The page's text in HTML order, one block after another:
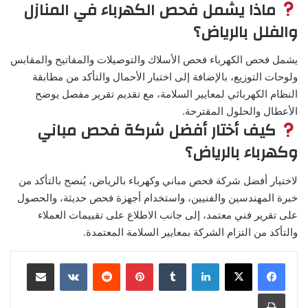
ماذا يشمل فحص الكهرباء في المنازل
والفلل بالرياض؟
يشمل فحص الكهرباء فحص الأسلاك والتوصيلات والمفاتيح والمقابس
ولوحات التوزيع، بالإضافة إلى اختبار الأحمال والتأكد من مطابقة
النظام الكهربائي لمعايير السلامة، مع تقديم تقرير مفصل يوضح
الأعطال والحلول المقترحة.
كيف أختار أفضل شركة فحص مباني
وكهرباء بالرياض؟
لاختيار أفضل شركة فحص مباني وكهرباء بالرياض، يُنصح بالتأكد من
خبرة المهندسين والفنيين، واستخدام أجهزة فحص حديثة، والحصول
على تقرير فني معتمد، إلى جانب الاطلاع على تقييمات العملاء
والتأكد من التزام الشركة بمعايير السلامة المعتمدة.
لينكدإن بينتيريست مشاركة عبر البريد
طباعة